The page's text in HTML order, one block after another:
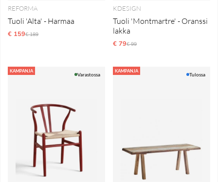
REFORMA
Tuoli 'Alta' - Harmaa
€ 159Normaali hinta
€ 189
KDESIGN
Tuoli 'Montmartre' - Oranssi
lakka
€ 79Normaali hinta
€ 99
KAMPANJA
Varastossa
KAMPANJA
Tulossa